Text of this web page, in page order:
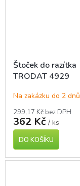
Štoček do razítka
TRODAT 4929
Na zakázku do 2 dnů
299,17 Kč bez DPH
362 Kč / ks
DO KOŠÍKU